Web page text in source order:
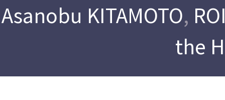
Asanobu KITAMOTO,
the